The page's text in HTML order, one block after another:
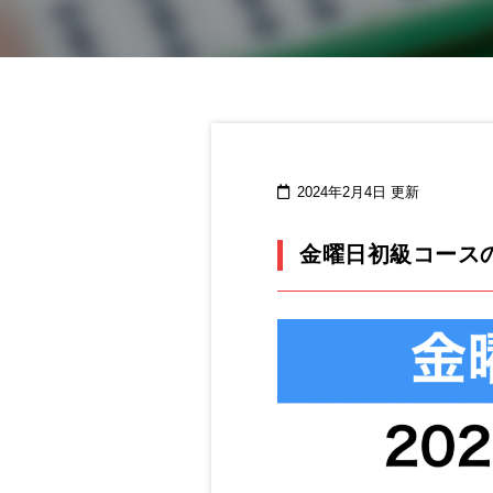
2024年2月4日 更新
金曜日初級コース